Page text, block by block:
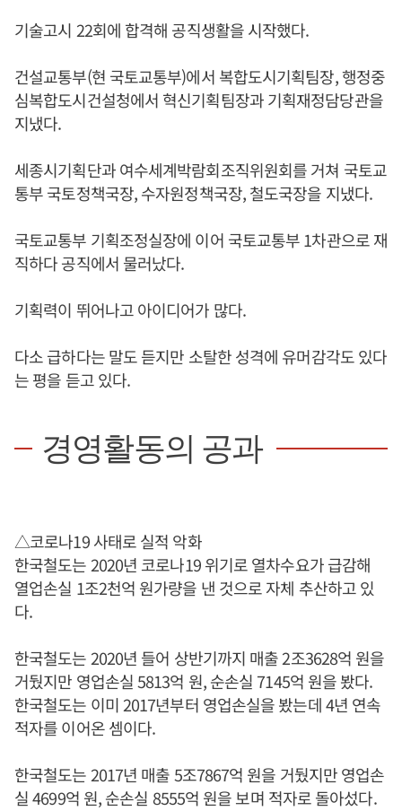
기술고시 22회에 합격해 공직생활을 시작했다.
건설교통부(현 국토교통부)에서 복합도시기획팀장, 행정중
심복합도시건설청에서 혁신기획팀장과 기획재정담당관을
지냈다.
세종시기획단과 여수세계박람회조직위원회를 거쳐 국토교
통부 국토정책국장, 수자원정책국장, 철도국장을 지냈다.
국토교통부 기획조정실장에 이어 국토교통부 1차관으로 재
직하다 공직에서 물러났다.
기획력이 뛰어나고 아이디어가 많다.
다소 급하다는 말도 듣지만 소탈한 성격에 유머감각도 있다
는 평을 듣고 있다.
경영활동의 공과
△코로나19 사태로 실적 악화
한국철도는 2020년 코로나19 위기로 열차수요가 급감해
열업손실 1조2천억 원가량을 낸 것으로 자체 추산하고 있
다.
한국철도는 2020년 들어 상반기까지 매출 2조3628억 원을
거뒀지만 영업손실 5813억 원, 순손실 7145억 원을 봤다.
한국철도는 이미 2017년부터 영업손실을 봤는데 4년 연속
적자를 이어온 셈이다.
한국철도는 2017년 매출 5조7867억 원을 거뒀지만 영업손
실 4699억 원, 순손실 8555억 원을 보며 적자로 돌아섰다.